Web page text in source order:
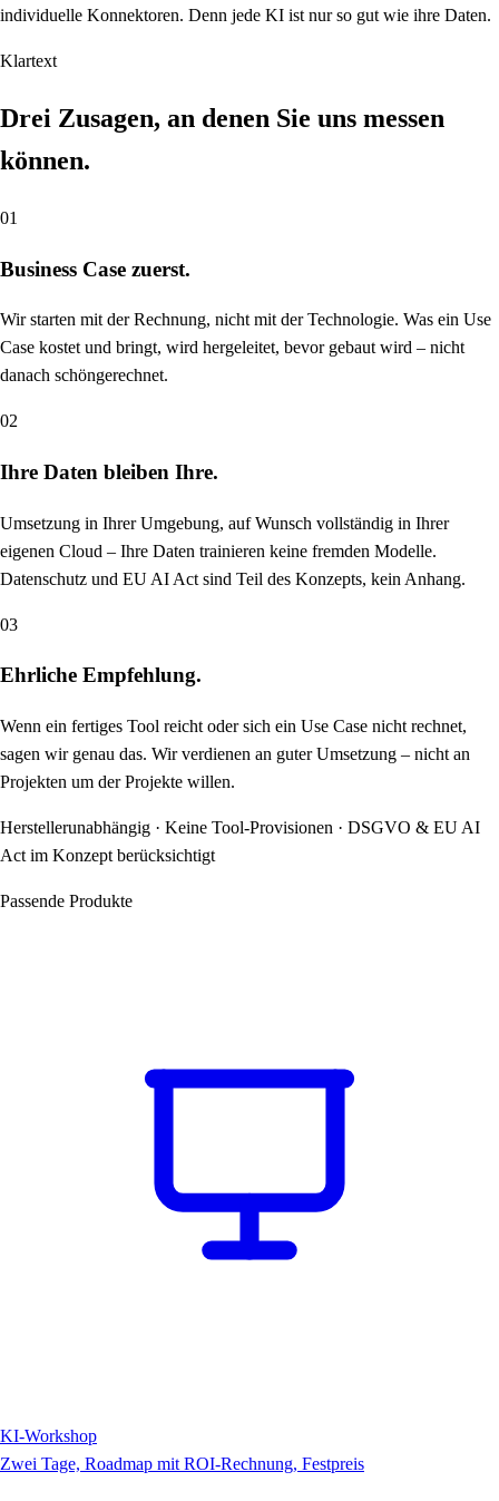
individuelle Konnektoren. Denn jede KI ist nur so gut wie ihre Daten.
Klartext
Drei Zusagen, an denen Sie uns messen
können.
01
Business Case zuerst.
Wir starten mit der Rechnung, nicht mit der Technologie. Was ein Use
Case kostet und bringt, wird hergeleitet, bevor gebaut wird – nicht
danach schöngerechnet.
02
Ihre Daten bleiben Ihre.
Umsetzung in Ihrer Umgebung, auf Wunsch vollständig in Ihrer
eigenen Cloud – Ihre Daten trainieren keine fremden Modelle.
Datenschutz und EU AI Act sind Teil des Konzepts, kein Anhang.
03
Ehrliche Empfehlung.
Wenn ein fertiges Tool reicht oder sich ein Use Case nicht rechnet,
sagen wir genau das. Wir verdienen an guter Umsetzung – nicht an
Projekten um der Projekte willen.
Herstellerunabhängig · Keine Tool-Provisionen · DSGVO & EU AI
Act im Konzept berücksichtigt
Passende Produkte
KI-Workshop
Zwei Tage, Roadmap mit ROI-Rechnung, Festpreis